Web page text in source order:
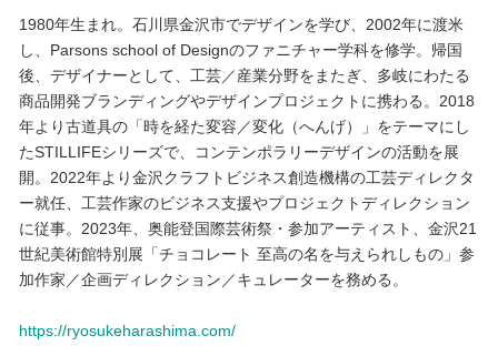
1980年生まれ。石川県金沢市でデザインを学び、2002年に渡米
し、Parsons school of Designのファニチャー学科を修学。帰国
後、デザイナーとして、工芸／産業分野をまたぎ、多岐にわたる
商品開発ブランディングやデザインプロジェクトに携わる。2018
年より古道具の「時を経た変容／変化（へんげ）」をテーマにし
たSTILLIFEシリーズで、コンテンポラリーデザインの活動を展
開。2022年より金沢クラフトビジネス創造機構の工芸ディレクタ
ー就任、工芸作家のビジネス支援やプロジェクトディレクション
に従事。2023年、奥能登国際芸術祭・参加アーティスト、金沢21
世紀美術館特別展「チョコレート 至高の名を与えられしもの」参
加作家／企画ディレクション／キュレーターを務める。
https://ryosukeharashima.com/